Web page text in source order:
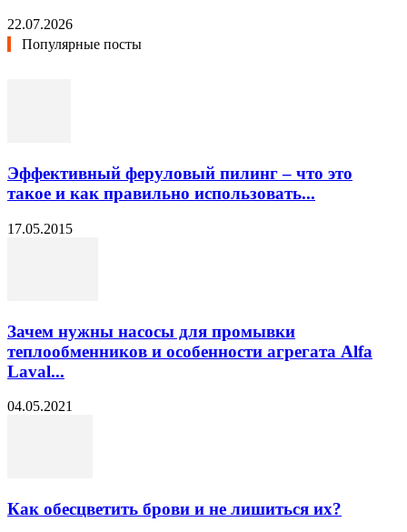
22.07.2026
Популярные посты
Эффективный феруловый пилинг – что это
такое и как правильно использовать...
17.05.2015
Зачем нужны насосы для промывки
теплообменников и особенности агрегата Alfa
Laval...
04.05.2021
Как обесцветить брови и не лишиться их?